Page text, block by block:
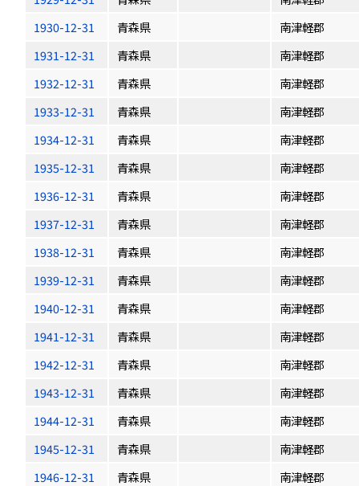
1930-12-31
青森県
南津軽郡
1931-12-31
青森県
南津軽郡
1932-12-31
青森県
南津軽郡
1933-12-31
青森県
南津軽郡
1934-12-31
青森県
南津軽郡
1935-12-31
青森県
南津軽郡
1936-12-31
青森県
南津軽郡
1937-12-31
青森県
南津軽郡
1938-12-31
青森県
南津軽郡
1939-12-31
青森県
南津軽郡
1940-12-31
青森県
南津軽郡
1941-12-31
青森県
南津軽郡
1942-12-31
青森県
南津軽郡
1943-12-31
青森県
南津軽郡
1944-12-31
青森県
南津軽郡
1945-12-31
青森県
南津軽郡
1946-12-31
青森県
南津軽郡